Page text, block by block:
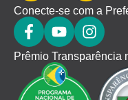
Conecte-se com a
Prêmio Transparência